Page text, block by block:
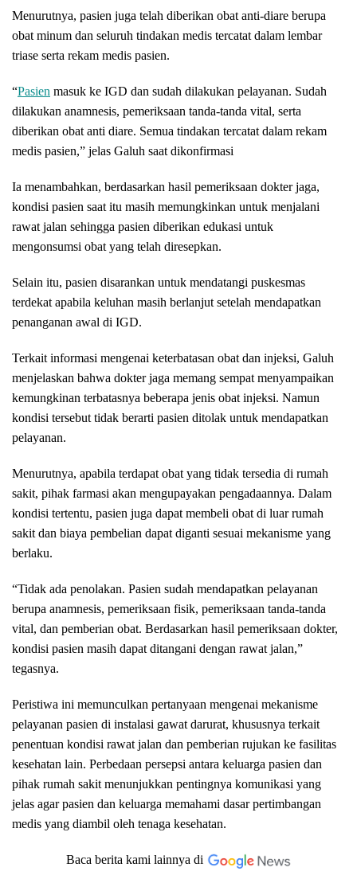
Menurutnya, pasien juga telah diberikan obat anti-diare berupa
obat minum dan seluruh tindakan medis tercatat dalam lembar
triase serta rekam medis pasien.
“Pasien masuk ke IGD dan sudah dilakukan pelayanan. Sudah
dilakukan anamnesis, pemeriksaan tanda-tanda vital, serta
diberikan obat anti diare. Semua tindakan tercatat dalam rekam
medis pasien,” jelas Galuh saat dikonfirmasi
Ia menambahkan, berdasarkan hasil pemeriksaan dokter jaga,
kondisi pasien saat itu masih memungkinkan untuk menjalani
rawat jalan sehingga pasien diberikan edukasi untuk
mengonsumsi obat yang telah diresepkan.
Selain itu, pasien disarankan untuk mendatangi puskesmas
terdekat apabila keluhan masih berlanjut setelah mendapatkan
penanganan awal di IGD.
Terkait informasi mengenai keterbatasan obat dan injeksi, Galuh
menjelaskan bahwa dokter jaga memang sempat menyampaikan
kemungkinan terbatasnya beberapa jenis obat injeksi. Namun
kondisi tersebut tidak berarti pasien ditolak untuk mendapatkan
pelayanan.
Menurutnya, apabila terdapat obat yang tidak tersedia di rumah
sakit, pihak farmasi akan mengupayakan pengadaannya. Dalam
kondisi tertentu, pasien juga dapat membeli obat di luar rumah
sakit dan biaya pembelian dapat diganti sesuai mekanisme yang
berlaku.
“Tidak ada penolakan. Pasien sudah mendapatkan pelayanan
berupa anamnesis, pemeriksaan fisik, pemeriksaan tanda-tanda
vital, dan pemberian obat. Berdasarkan hasil pemeriksaan dokter,
kondisi pasien masih dapat ditangani dengan rawat jalan,”
tegasnya.
Peristiwa ini memunculkan pertanyaan mengenai mekanisme
pelayanan pasien di instalasi gawat darurat, khususnya terkait
penentuan kondisi rawat jalan dan pemberian rujukan ke fasilitas
kesehatan lain. Perbedaan persepsi antara keluarga pasien dan
pihak rumah sakit menunjukkan pentingnya komunikasi yang
jelas agar pasien dan keluarga memahami dasar pertimbangan
medis yang diambil oleh tenaga kesehatan.
Baca berita kami lainnya di